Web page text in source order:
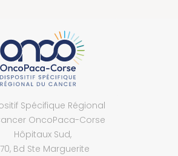
Spécifique Régional
OncoPaca-Corse
Hôpitaux Sud,
Bd Ste Marguerite